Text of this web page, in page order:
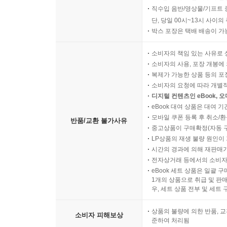
직수입 음반/영상물/기프트
단, 당일 00시~13시 사이의
박스 포장은 택배 배송이
반품/교환 불가사유
소비자의 책임 있는 사유로
소비자의 사용, 포장 개봉
복제가 가능한 상품 등의
소비자의 요청에 따라 개별
디지털 컨텐츠인 eBook,
eBook 대여 상품은 대여 기
모바일 쿠폰 등록 후 취소/
중고상품이 구매확정(자동
LP상품의 재생 불량 원인
시간의 경과에 의해 재판매
전자상거래 등에서의 소비
eBook 세트 상품은 일괄 구
1개의 상품으로 취급 및 판
우, 세트 상품 전부 및 세트
소비자 피해보상
상품의 불량에 의한 반품,
준하여 처리됨